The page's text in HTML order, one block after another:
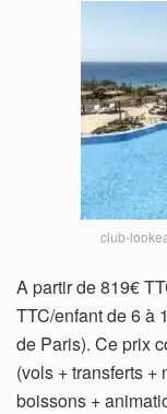
club-
A partir de 819€
TTC/enfant de 6 à
de Paris). Ce prix
(vols + transferts
boissons +